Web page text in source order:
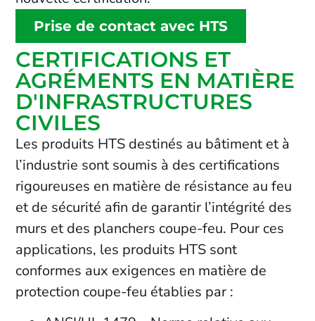
Prise de contact avec HTS
CERTIFICATIONS ET
AGRÉMENTS EN MATIÈRE
D'INFRASTRUCTURES
CIVILES
Les produits HTS destinés au bâtiment et à
l’industrie sont soumis à des certifications
rigoureuses en matière de résistance au feu
et de sécurité afin de garantir l’intégrité des
murs et des planchers coupe-feu. Pour ces
applications, les produits HTS sont
conformes aux exigences en matière de
protection coupe-feu établies par :